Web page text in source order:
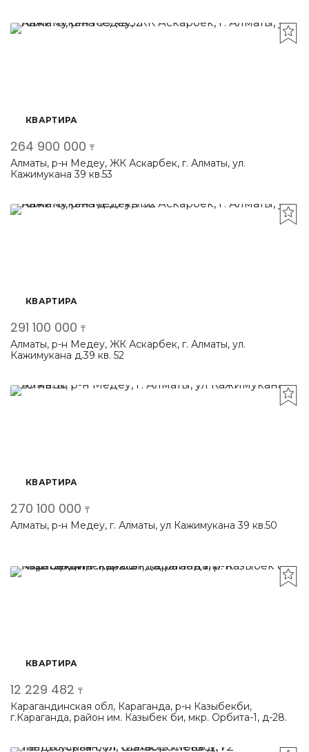
КВАРТИРА
264 900 000 ₸
Алматы, р-н Медеу, ЖК Аскарбек, г. Алматы, ул.
Кажимукана 39 кв.53
КВАРТИРА
291 100 000 ₸
Алматы, р-н Медеу, ЖК Аскарбек, г. Алматы, ул.
Кажимукана д.39 кв. 52
КВАРТИРА
270 100 000 ₸
Алматы, р-н Медеу, г. Алматы, ул Кажимукана 39 кв.50
КВАРТИРА
12 229 482 ₸
Карагандинская обл, Караганда, р-н Казыбекби,
г.Караганда, район им. Казыбек би, мкр. Орбита-1, д-28.